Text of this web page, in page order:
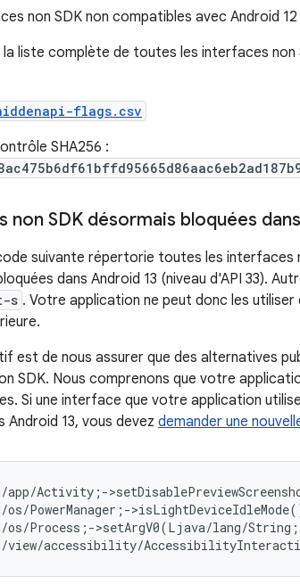
non SDK non compatibles avec Android 12
liste complète de toutes les interfaces
flags.csv
SHA256 :
non SDK désormais bloquées
suivante répertorie toutes les interfaces
dans Android 13 (niveau d'API 33).
s . Votre application ne peut donc les utiliser
est de nous assurer que des alternatives
SDK. Nous comprenons que votre
Si une interface que votre application
Android 13, vous devez demander une
app/Activity;-
os/PowerManager;-
os/Process;->setArgV0(Ljava/lang/
view/accessibility/